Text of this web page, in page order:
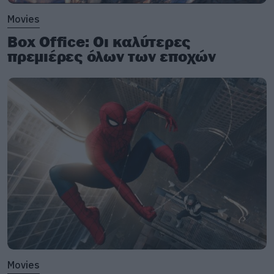
αποτελούν βασικό στοιχείο ολόκληρου του
άλμπουμ.
Glitch
Movies
Box Office: Οι καλύτερες
πρεμιέρες όλων των εποχών
Movies